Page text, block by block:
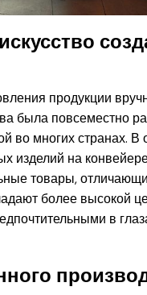
продукции
была повсеместно
во многих странах. В
изделий на
товары,
более высокой
в